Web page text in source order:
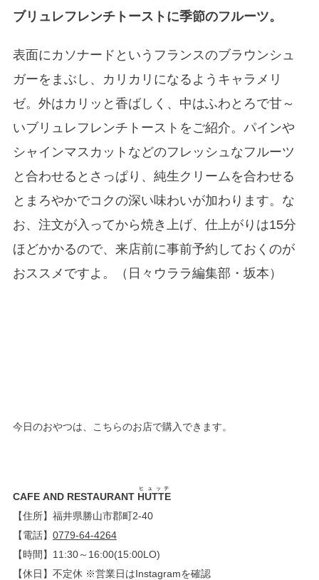
ブリュレフレンチトーストに季節のフルーツ。
表面にカソナードというフランスのブラウンシュ
ガーをまぶし、カリカリになるようキャラメリ
ゼ。外はカリッと香ばしく、中はふわとろで甘～
いブリュレフレンチトーストをご紹介。パインや
シャインマスカットなどのフレッシュなフルーツ
と合わせるとさっぱり、純生クリームを合わせる
とまろやかでコクの深い味わいが加わります。な
お、注文が入ってから焼き上げ、仕上がりは15分
ほどかかるので、来店前に事前予約しておくのが
おススメですよ。（日々ウララ編集部・坂本）
今日のおやつは、こちらのお店で購入できます。
CAFE AND RESTAURANT HUTTE
ヒュッテ
【住所】福井県勝山市郡町2-40
【電話】 0779-64-4264
【時間】11:30～16:00(15:00LO)
【休日】不定休 ※営業日はInstagramを確認